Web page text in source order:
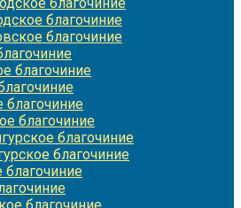
благочиние
благочиние
благочиние
благочиние
благочиние
благочиние
благочиние